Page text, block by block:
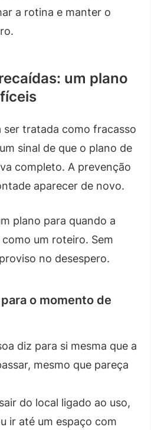
a rotina e manter o
um plano
ser tratada como fracasso
sinal de que o plano de
completo. A prevenção
aparecer de novo.
plano para quando a
um roteiro. Sem
no desespero.
o momento de
diz para si mesma que a
mesmo que pareça
sair do local ligado ao uso,
ir até um espaço com